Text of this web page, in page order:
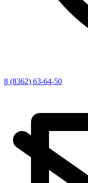
8 (8362) 63-64-50